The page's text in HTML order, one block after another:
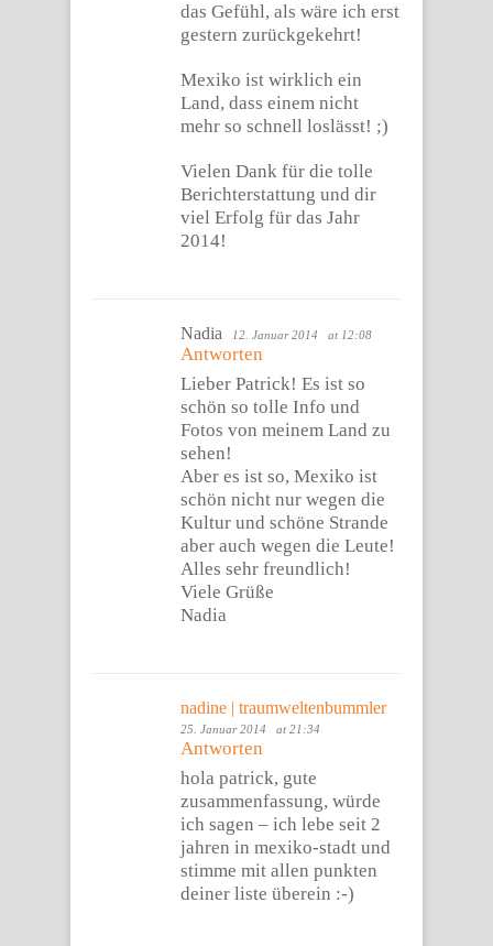
das Gefühl, als wäre ich erst
gestern zurückgekehrt!
Mexiko ist wirklich ein
Land, dass einem nicht
mehr so schnell loslässt! ;)
Vielen Dank für die tolle
Berichterstattung und dir
viel Erfolg für das Jahr
2014!
Nadia 12. Januar 2014 at 12:08
Antworten
Lieber Patrick! Es ist so
schön so tolle Info und
Fotos von meinem Land zu
sehen!
Aber es ist so, Mexiko ist
schön nicht nur wegen die
Kultur und schöne Strande
aber auch wegen die Leute!
Alles sehr freundlich!
Viele Grüße
Nadia
nadine | traumweltenbummler
25. Januar 2014 at 21:34
Antworten
hola patrick, gute
zusammenfassung, würde
ich sagen – ich lebe seit 2
jahren in mexiko-stadt und
stimme mit allen punkten
deiner liste überein :-)